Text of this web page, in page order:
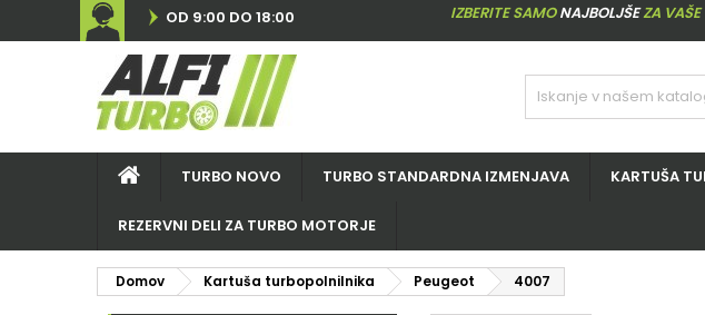
OD 9:00 DO 18:00 IZBERITE SAMONAJBOLJŠEZA
TURBO NOVO TURBO STANDARDNA IZMENJAVA KARTUŠA
REZERVNI DELI ZA TURBO MOTORJE
Domov Kartuša turbopolnilnika Peugeot 4007